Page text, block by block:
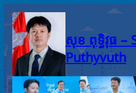
content
សុខ ពុទ្ធិវុធ –
Puthyvuth